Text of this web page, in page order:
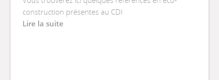
construction présentes au CDI
Lire la suite